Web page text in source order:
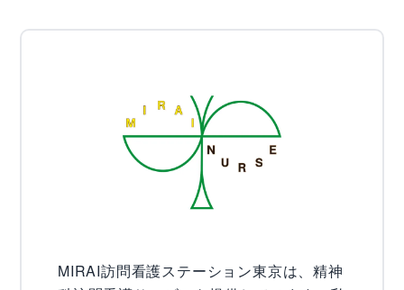
MIRAI訪問看護ステーション東京は、精神